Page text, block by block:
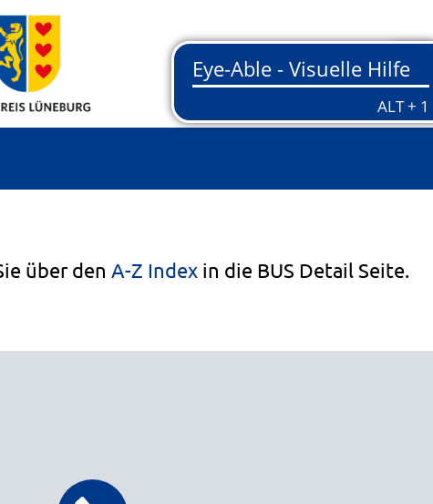
über den A-Z Index in die BUS Detail Seite.